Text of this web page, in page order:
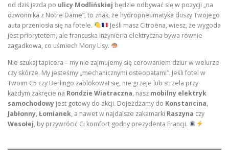
od dziś jazda po ulicy Modlińskiej będzie odbywać się w pozycji „na
dzwonnika z Notre Dame”, to znak, że hydropneumatyka duszy Twojego
auta przeniosła się na fotele.
Jeśli masz Citroëna, wiesz, że wygoda
jest priorytetem, ale francuska inżynieria elektryczna bywa równie
zagadkowa, co uśmiech Mony Lisy.
Nie szukaj tapicera – my nie zajmujemy się cerowaniem dziur w welurze
czy skórze. My jesteśmy „mechanicznymi osteopatami”. Jeśli fotel w
Twoim C5 czy Berlingo zablokował się, nie grzeje lub strzela przy
każdym zakręcie na Rondzie Wiatraczna, nasz mobilny elektryk
samochodowy jest gotowy do akcji. Dojeżdżamy do Konstancina,
Jabłonny, Łomianek, a nawet w najdalsze zakamarki Raszyna czy
Wesołej, by przywrócić Ci komfort godny prezydenta Francji.